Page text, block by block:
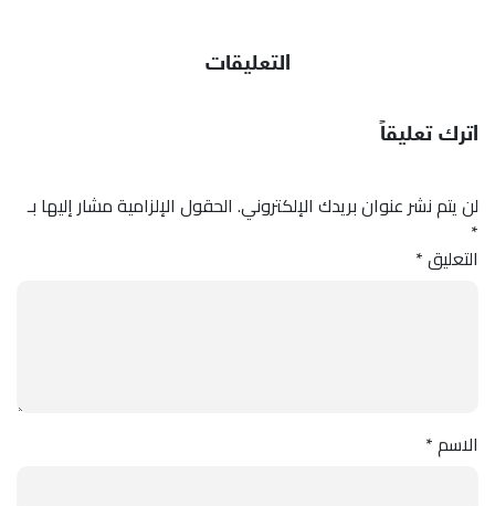
التعليقات
اترك تعليقاً
لن يتم نشر عنوان بريدك الإلكتروني. الحقول الإلزامية مشار إليها بـ
*
التعليق*
الاسم*